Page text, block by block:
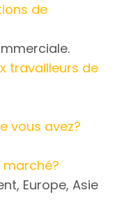
de
travailleurs de
vous avez?
marché?
Europe, Asie